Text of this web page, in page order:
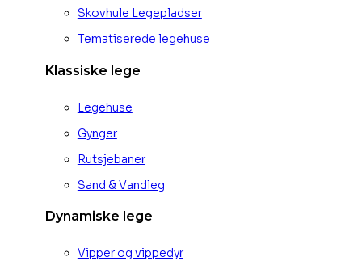
Skovhule Legepladser
Tematiserede legehuse
Klassiske lege
Legehuse
Gynger
Rutsjebaner
Sand & Vandleg
Dynamiske lege
Vipper og vippedyr